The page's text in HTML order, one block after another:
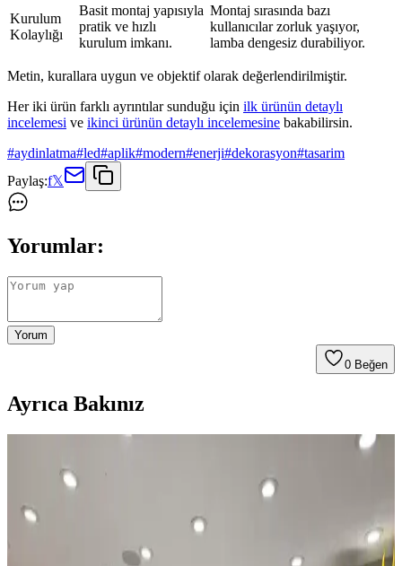
Kurulum
Kolaylığı
Basit montaj yapısıyla
pratik ve hızlı
kurulum imkanı.
Montaj sırasında bazı
kullanıcılar zorluk yaşıyor,
lamba dengesiz durabiliyor.
Metin, kurallara uygun ve objektif olarak değerlendirilmiştir.
Her iki ürün farklı ayrıntılar sunduğu için ilk ürünün detaylı
incelemesi ve ikinci ürünün detaylı incelemesine bakabilirsin.
#aydinlatma#led#aplik#modern#enerji#dekorasyon#tasarim
Paylaş:f𝕏
Yorumlar:
Yorum
0 Beğen
Ayrıca Bakınız
Estetik ve Koruyucu Yaklaşımlar
Garaj duvarları ve tavanlarının boyanması, mekânın aydınlık, temiz
ve dayanıklı olmasını sağlar. Doğru yüzey hazırlığı ve boya seçimi
ile garajınız daha kullanışlı hale gelir.